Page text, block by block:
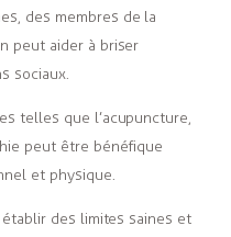
des membres de la
peut aider à briser
sociaux.
telles que l’acupuncture,
peut être bénéfique
et physique.
des limites saines et